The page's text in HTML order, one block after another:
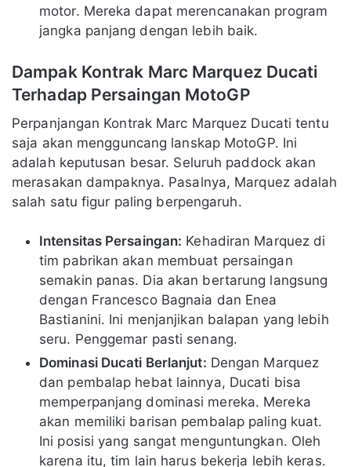
motor. Mereka dapat merencanakan program
jangka panjang dengan lebih baik.
Dampak Kontrak Marc Marquez Ducati
Terhadap Persaingan MotoGP
Perpanjangan Kontrak Marc Marquez Ducati tentu
saja akan mengguncang lanskap MotoGP. Ini
adalah keputusan besar. Seluruh paddock akan
merasakan dampaknya. Pasalnya, Marquez adalah
salah satu figur paling berpengaruh.
Intensitas Persaingan: Kehadiran Marquez di
tim pabrikan akan membuat persaingan
semakin panas. Dia akan bertarung langsung
dengan Francesco Bagnaia dan Enea
Bastianini. Ini menjanjikan balapan yang lebih
seru. Penggemar pasti senang.
Dominasi Ducati Berlanjut: Dengan Marquez
dan pembalap hebat lainnya, Ducati bisa
memperpanjang dominasi mereka. Mereka
akan memiliki barisan pembalap paling kuat.
Ini posisi yang sangat menguntungkan. Oleh
karena itu, tim lain harus bekerja lebih keras.